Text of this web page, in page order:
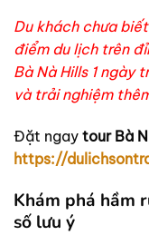
Du khách chưa
điểm du lịch trên
Bà Nà Hills 1 ngày
và trải nghiệm
Đặt ngay tour Bà
https://
Khám phá hầm
số lưu ý